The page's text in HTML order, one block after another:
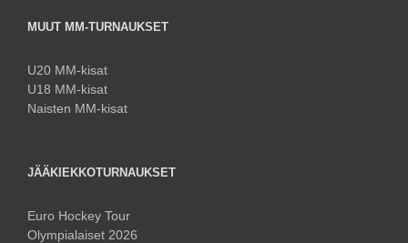
MUUT MM-TURNAUKSET
U20 MM-kisat
U18 MM-kisat
Naisten MM-kisat
JÄÄKIEKKOTURNAUKSET
Euro Hockey Tour
Olympialaiset 2026